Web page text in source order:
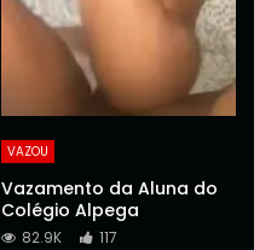
VAZOU
Vazamento da Aluna do
Colégio Alpega
82.9K 117